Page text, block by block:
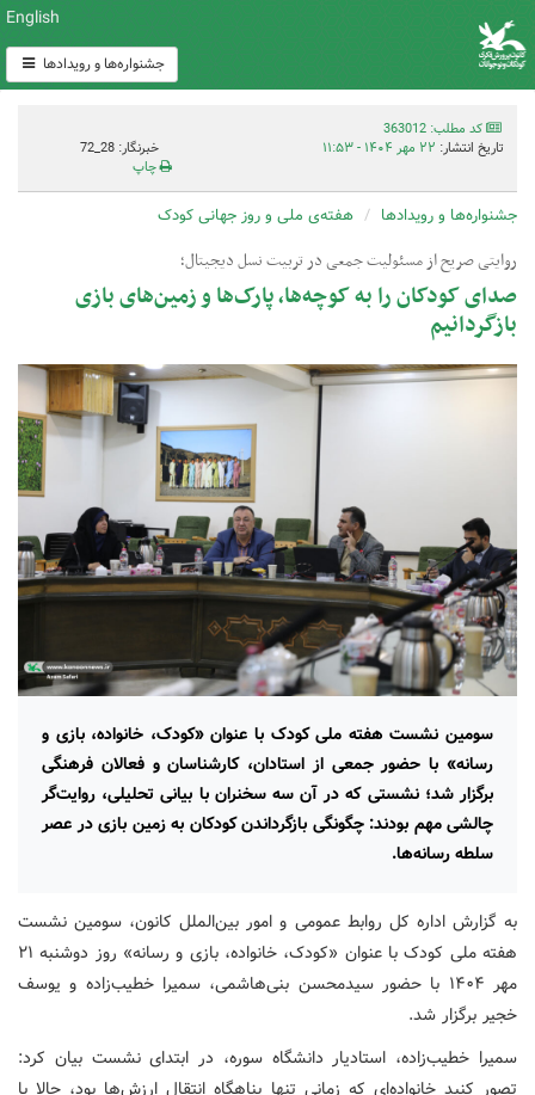
English
جشنواره‌ها و رویدادها
کد مطلب: 363012
تاریخ انتشار: ۲۲ مهر ۱۴۰۴ - ۱۱:۵۳
خبرنگار: 28_72
چاپ
جشنواره‌ها و رویدادها هفته‌ی ملی و روز جهانی کودک
روایتی صریح از مسئولیت جمعی در تربیت نسل دیجیتال؛
صدای کودکان را به کوچه‌ها، پارک‌ها و زمین‌های بازی
بازگردانیم
سومین نشست هفته ملی کودک با عنوان «کودک، خانواده، بازی و
رسانه» با حضور جمعی از استادان، کارشناسان و فعالان فرهنگی
برگزار شد؛ نشستی که در آن سه سخنران با بیانی تحلیلی، روایت‌گر
چالشی مهم بودند: چگونگی بازگرداندن کودکان به زمین بازی در عصر
سلطه رسانه‌ها.
به گزارش اداره کل روابط عمومی و امور بین‌الملل کانون، سومین نشست
هفته ملی کودک با عنوان «کودک، خانواده، بازی و رسانه» روز دوشنبه ۲۱
مهر ۱۴۰۴ با حضور سیدمحسن بنی‌هاشمی، سمیرا خطیب‌زاده و یوسف
خجیر برگزار شد.
سمیرا خطیب‌زاده، استادیار دانشگاه سوره، در ابتدای نشست بیان کرد:
تصور کنید خانواده‌ای که زمانی تنها پناهگاه انتقال ارزش‌ها بود، حالا با